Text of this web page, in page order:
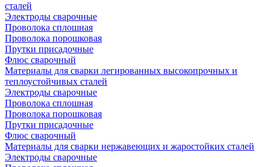
сталей
Электроды сварочные
Проволока сплошная
Проволока порошковая
Прутки присадочные
Флюс сварочный
Материалы для сварки легированных высокопрочных и
теплоустойчивых сталей
Электроды сварочные
Проволока сплошная
Проволока порошковая
Прутки присадочные
Флюс сварочный
Материалы для сварки нержавеющих и жаростойких сталей
Электроды сварочные